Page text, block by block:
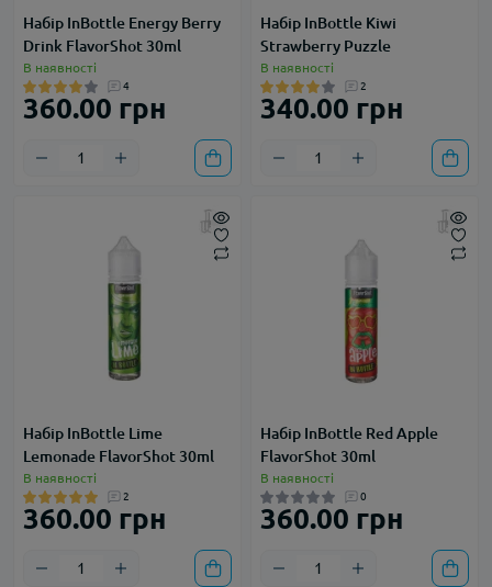
Набір InBottle Energy Berry
Drink FlavorShot 30ml
В наявності
4
360.00 грн
Набір InBottle Kiwi
Strawberry Puzzle
В наявності
2
340.00 грн
Набір InBottle Lime
Lemonade FlavorShot 30ml
В наявності
2
360.00 грн
Набір InBottle Red Apple
FlavorShot 30ml
В наявності
0
360.00 грн